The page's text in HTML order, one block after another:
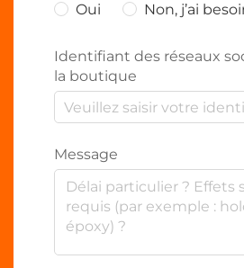
Oui Non, j’ai
Identifiant des réseaux
la boutique
Message